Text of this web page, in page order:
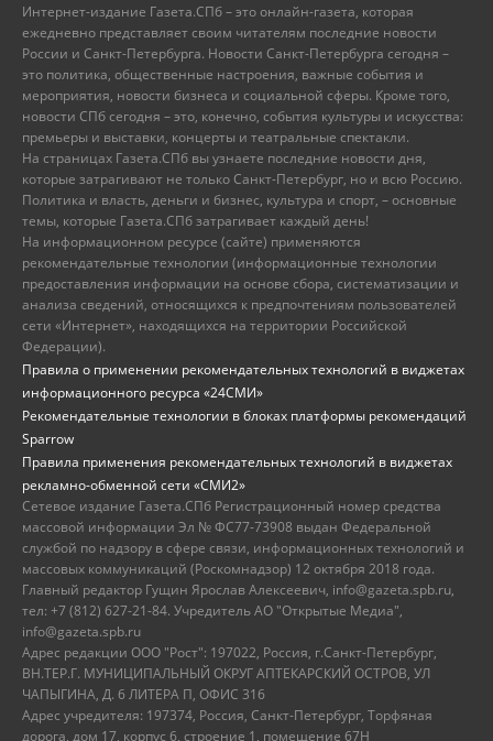
Интернет-издание Газета.СПб – это онлайн-газета, которая
ежедневно представляет своим читателям последние новости
России и Санкт-Петербурга. Новости Санкт-Петербурга сегодня –
это политика, общественные настроения, важные события и
мероприятия, новости бизнеса и социальной сферы. Кроме того,
новости СПб сегодня – это, конечно, события культуры и искусства:
премьеры и выставки, концерты и театральные спектакли.
На страницах Газета.СПб вы узнаете последние новости дня,
которые затрагивают не только Санкт-Петербург, но и всю Россию.
Политика и власть, деньги и бизнес, культура и спорт, – основные
темы, которые Газета.СПб затрагивает каждый день!
На информационном ресурсе (сайте) применяются
рекомендательные технологии (информационные технологии
предоставления информации на основе сбора, систематизации и
анализа сведений, относящихся к предпочтениям пользователей
сети «Интернет», находящихся на территории Российской
Федерации).
Правила о применении рекомендательных технологий в виджетах
информационного ресурса «24СМИ»
Рекомендательные технологии в блоках платформы рекомендаций
Sparrow
Правила применения рекомендательных технологий в виджетах
рекламно-обменной сети «СМИ2»
Сетевое издание Газета.СПб Регистрационный номер средства
массовой информации Эл № ФС77-73908 выдан Федеральной
службой по надзору в сфере связи, информационных технологий и
массовых коммуникаций (Роскомнадзор) 12 октября 2018 года.
Главный редактор Гущин Ярослав Алексеевич, info@gazeta.spb.ru,
тел: +7 (812) 627-21-84. Учредитель АО "Открытые Медиа",
info@gazeta.spb.ru
Адрес редакции ООО "Рост": 197022, Россия, г.Санкт-Петербург,
ВН.ТЕР.Г. МУНИЦИПАЛЬНЫЙ ОКРУГ АПТЕКАРСКИЙ ОСТРОВ, УЛ
ЧАПЫГИНА, Д. 6 ЛИТЕРА П, ОФИС 316
Адрес учредителя: 197374, Россия, Санкт-Петербург, Торфяная
дорога, дом 17, корпус 6, строение 1, помещение 67Н